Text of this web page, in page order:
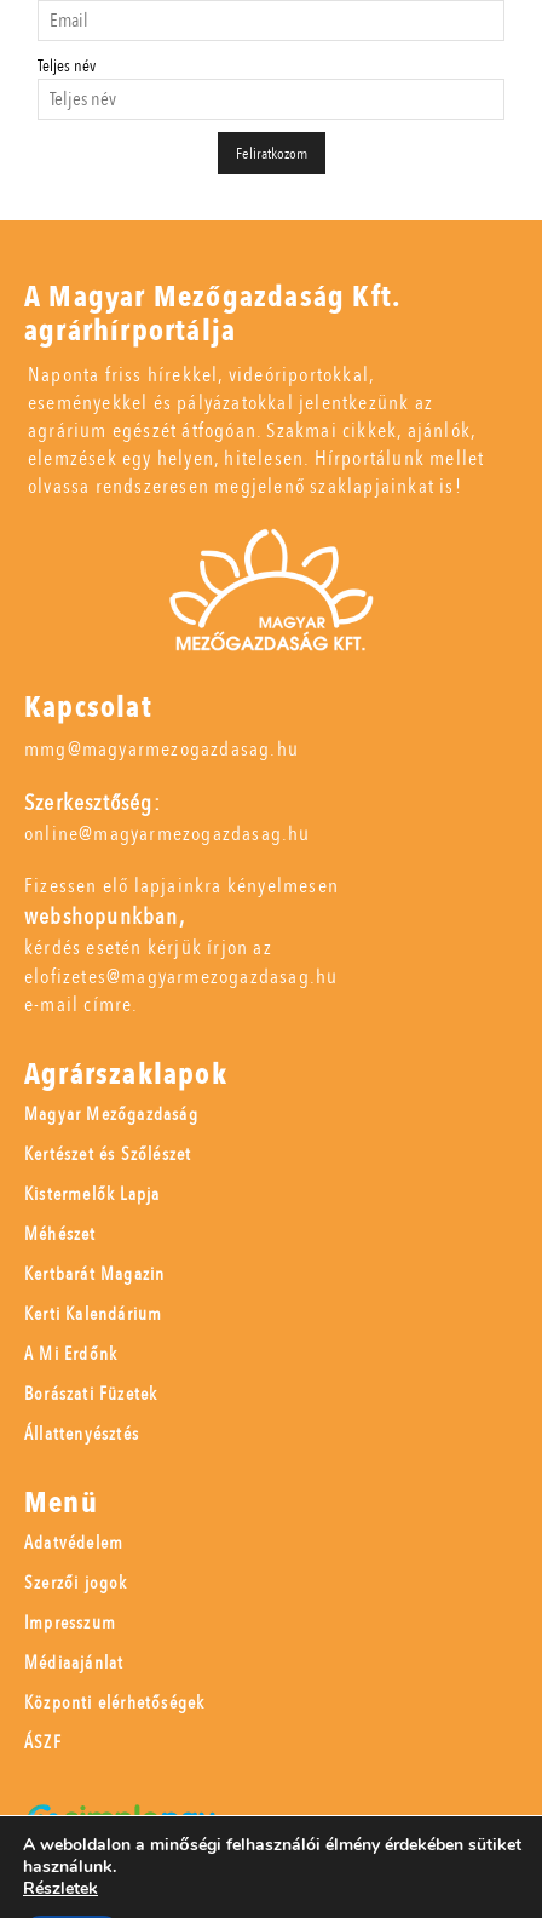
Teljes név
A Magyar Mezőgazdaság Kft.
agrárhírportálja
Naponta friss hírekkel, videóriportokkal,
eseményekkel és pályázatokkal jelentkezünk az
agrárium egészét átfogóan. Szakmai cikkek, ajánlók,
elemzések egy helyen, hitelesen. Hírportálunk mellet
olvassa rendszeresen megjelenő szaklapjainkat is!
Kapcsolat
mmg@magyarmezogazdasag.hu
Szerkesztőség:
online@magyarmezogazdasag.hu
Fizessen elő lapjainkra kényelmesen
webshopunkban,
kérdés esetén kérjük írjon az
elofizetes@magyarmezogazdasag.hu
e-mail címre.
Agrárszaklapok
Magyar Mezőgazdaság
Kertészet és Szőlészet
Kistermelők Lapja
Méhészet
Kertbarát Magazin
Kerti Kalendárium
A Mi Erdőnk
Borászati Füzetek
Állattenyésztés
Menü
Adatvédelem
Szerzői jogok
Impresszum
Médiaajánlat
Központi elérhetőségek
ÁSZF
SimplePay adattovábbítási nyilatkozat
A weboldalon a minőségi felhasználói élmény érdekében sütiket
használunk.
Részletek